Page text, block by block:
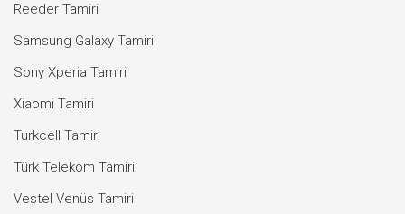
Reeder Tamiri
Samsung Galaxy Tamiri
Sony Xperia Tamiri
Xiaomi Tamiri
Turkcell Tamiri
Türk Telekom Tamiri
Vestel Venüs Tamiri